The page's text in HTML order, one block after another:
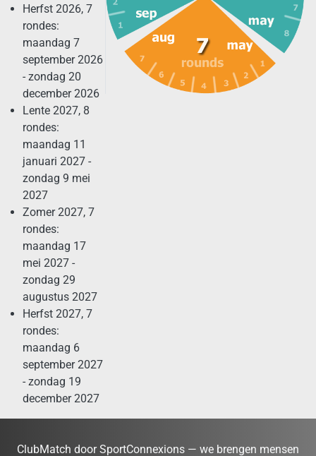
Herfst 2026, 7
rondes:
maandag 7
september 2026
- zondag 20
december 2026
Lente 2027, 8
rondes:
maandag 11
januari 2027 -
zondag 9 mei
2027
Zomer 2027, 7
rondes:
maandag 17
mei 2027 -
zondag 29
augustus 2027
Herfst 2027, 7
rondes:
maandag 6
september 2027
- zondag 19
december 2027
ClubMatch door SportConnexions — we brengen mensen